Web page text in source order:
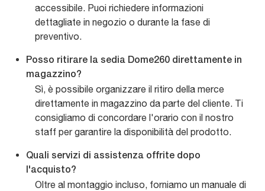
accessibile. Puoi richiedere informazioni
dettagliate in negozio o durante la fase di
preventivo.
Posso ritirare la sedia Dome260 direttamente in
magazzino?
Sì, è possibile organizzare il ritiro della merce
direttamente in magazzino da parte del cliente. Ti
consigliamo di concordare l'orario con il nostro
staff per garantire la disponibilità del prodotto.
Quali servizi di assistenza offrite dopo
l'acquisto?
Oltre al montaggio incluso, forniamo un manuale di